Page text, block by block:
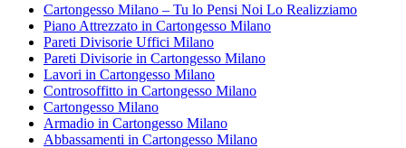
Cartongesso Milano – Tu lo Pensi Noi Lo Realizziamo
Piano Attrezzato in Cartongesso Milano
Pareti Divisorie Uffici Milano
Pareti Divisorie in Cartongesso Milano
Lavori in Cartongesso Milano
Controsoffitto in Cartongesso Milano
Cartongesso Milano
Armadio in Cartongesso Milano
Abbassamenti in Cartongesso Milano